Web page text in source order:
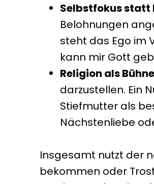
Selbstfokus statt
Belohnungen
steht das Ego im
kann mir Gott
Religion als
darzustellen. Ein
Stiefmutter als
Nächstenliebe
Insgesamt nutzt der
bekommen oder